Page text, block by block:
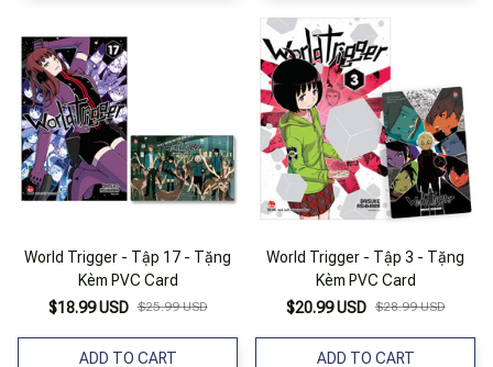
World Trigger - Tập 17 - Tặng
Kèm PVC Card
$18.99 USD $25.99 USD
ADD TO CART
World Trigger - Tập 3 - Tặng
Kèm PVC Card
$20.99 USD $28.99 USD
ADD TO CART